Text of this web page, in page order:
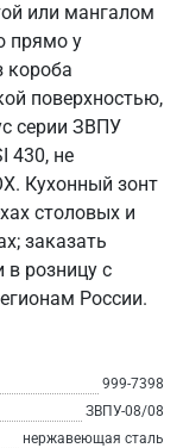
или мангалом
прямо у
короба
поверхностью,
серии ЗВПУ
430, не
Кухонный зонт
столовых и
заказать
розницу с
России.
999-7398
ЗВПУ-08/08
нержавеющая сталь